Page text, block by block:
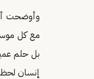
مع كل
بل حلم
إنسان